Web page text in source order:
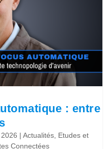
: entre
|Actualités, Etudes et
Connectées